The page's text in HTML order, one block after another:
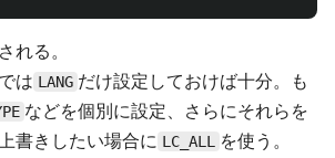
れる。
では LANG だけ設定しておけば十分。も
などを個別に設定、さらにそれらを
書きしたい場合に LC_ALL
を使う。